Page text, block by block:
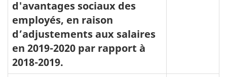
d'avantages sociaux des
employés, en raison
d’adjustements aux salaires
en 2019-2020 par rapport à
2018-2019.